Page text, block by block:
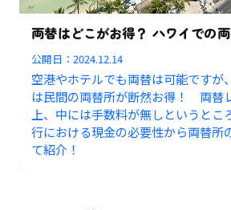
両替はどこがお得？ ハワイでの
公開日：2024.12.14
空港やホテルでも両替は可能ですが
は民間の両替所が断然お得！ 両替
上、中には手数料が無しというと
行における現金の必要性から両替所
て紹介！